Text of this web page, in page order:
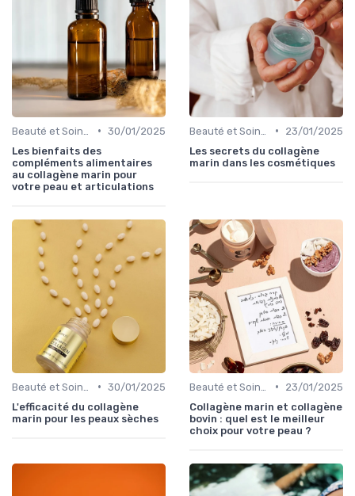
• 30/01/2025
Les bienfaits des
compléments alimentaires
au collagène marin pour
votre peau et articulations
•
23/01/2025
Les secrets du collagène
marin dans les cosmétiques
• 30/01/2025
L'efficacité du collagène
marin pour les peaux sèches
•
23/01/2025
Collagène marin et collagène
bovin : quel est le meilleur
choix pour votre peau ?